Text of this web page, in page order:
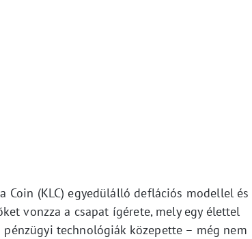
(KLC) egyedülálló deflációs modellel és
vonzza a csapat ígérete, mely egy élettel
technológiák közepette – még nem